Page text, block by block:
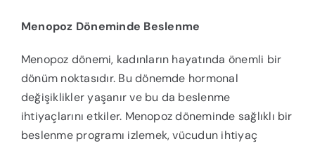
Menopoz Döneminde Beslenme
Menopoz dönemi, kadınların hayatında önemli bir
dönüm noktasıdır. Bu dönemde hormonal
değişiklikler yaşanır ve bu da beslenme
ihtiyaçlarını etkiler. Menopoz döneminde sağlıklı bir
beslenme programı izlemek, vücudun ihtiyaç